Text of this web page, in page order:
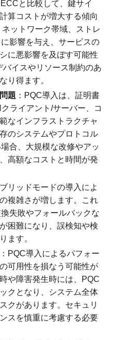
と比較して、鍵サイ
算コストが増大する傾向
ットワーク帯域、ストレ
影響を与え、サービスの
に悪影響を及ぼす可能性
イスやリソース制約のあ
り得ます。
題 ：PQC導入は、証明書
ライアント/サーバー、コ
なインフラストラクチャ
のシステムやプロトコル
合、大規模な改修やアッ
高額なコストと時間が発
ブリッドモードの導入によ
複雑さが増します。これ
失敗やフォールバックな
困難になり、誤検知や検
ます。
：PQC導入によるパフォー
可用性を損なう可能性が
や障害発生時には、PQC
クとなり、システム全体
クがあります。セキュリ
スを慎重に考慮する必要